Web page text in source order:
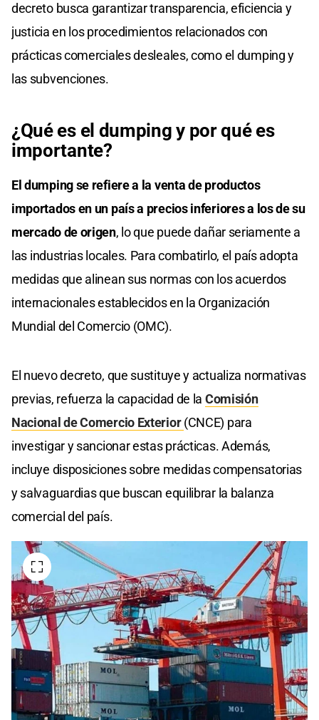
decreto busca garantizar transparencia, eficiencia y
justicia en los procedimientos relacionados con
prácticas comerciales desleales, como el dumping y
las subvenciones.
¿Qué es el dumping y por qué es
importante?
El dumping se refiere a la venta de productos
importados en un país a precios inferiores a los de su
mercado de origen, lo que puede dañar seriamente a
las industrias locales. Para combatirlo, el país adopta
medidas que alinean sus normas con los acuerdos
internacionales establecidos en la Organización
Mundial del Comercio (OMC).
El nuevo decreto, que sustituye y actualiza normativas
previas, refuerza la capacidad de la Comisión
Nacional de Comercio Exterior(CNCE) para
investigar y sancionar estas prácticas. Además,
incluye disposiciones sobre medidas compensatorias
y salvaguardias que buscan equilibrar la balanza
comercial del país.